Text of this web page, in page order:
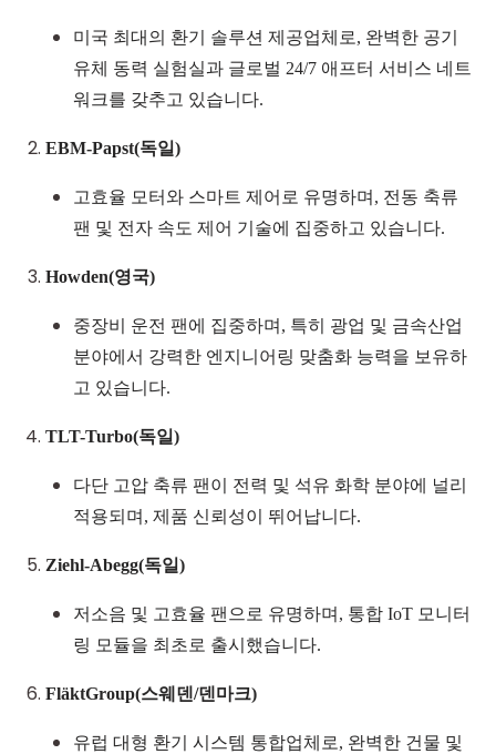
미국 최대의 환기 솔루션 제공업체로, 완벽한 공기
유체 동력 실험실과 글로벌24/7 애프터 서비스 네트
워크를 갖추고 있습니다.
EBM-Papst(독일)
고효율 모터와 스마트 제어로 유명하며, 전동 축류
팬 및 전자 속도 제어 기술에 집중하고 있습니다.
Howden(영국)
중장비 운전 팬에 집중하며, 특히 광업 및 금속산업
분야에서 강력한 엔지니어링 맞춤화 능력을 보유하
고 있습니다.
TLT-Turbo(독일)
다단 고압 축류 팬이 전력 및 석유 화학 분야에 널리
적용되며, 제품 신뢰성이 뛰어납니다.
Ziehl-Abegg(독일)
저소음 및 고효율 팬으로 유명하며, 통합 IoT 모니터
링 모듈을 최초로 출시했습니다.
FläktGroup(스웨덴/덴마크)
유럽 대형 환기 시스템 통합업체로, 완벽한 건물 및